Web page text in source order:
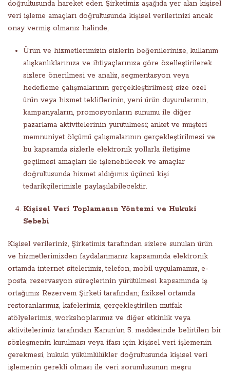
doğrultusunda hareket eden Şirketimiz aşağıda yer alan kişisel
veri işleme amaçları doğrultusunda kişisel verilerinizi ancak
onay vermiş olmanız halinde,
Ürün ve hizmetlerimizin sizlerin beğenilerinize, kullanım
alışkanlıklarınıza ve ihtiyaçlarınıza göre özelleştirilerek
sizlere önerilmesi ve analiz, segmentasyon veya
hedefleme çalışmalarının gerçekleştirilmesi; size özel
ürün veya hizmet tekliflerinin, yeni ürün duyurularının,
kampanyaların, promosyonların sunumu ile diğer
pazarlama aktivitelerinin yürütülmesi; anket ve müşteri
memnuniyet ölçümü çalışmalarının gerçekleştirilmesi ve
bu kapsamda sizlerle elektronik yollarla iletişime
geçilmesi amaçları ile işlenebilecek ve amaçlar
doğrultusunda hizmet aldığımız üçüncü kişi
tedarikçilerimizle paylaşılabilecektir.
Kişisel Veri Toplamanın Yöntemi ve Hukuki
Sebebi
Kişisel verileriniz, Şirketimiz tarafından sizlere sunulan ürün
ve hizmetlerimizden faydalanmanız kapsamında elektronik
ortamda internet sitelerimiz, telefon, mobil uygulamamız, e-
posta, rezervasyon süreçlerinin yürütülmesi kapsamında iş
ortağımız Rezervem Şirketi tarafından; fiziksel ortamda
restoranlarımız, kafelerimiz, gerçekleştirilen mutfak
atölyelerimiz, workshoplarımız ve diğer etkinlik veya
aktivitelerimiz tarafından Kanun’un 5. maddesinde belirtilen bir
sözleşmenin kurulması veya ifası için kişisel veri işlemenin
gerekmesi, hukuki yükümlülükler doğrultusunda kişisel veri
işlemenin gerekli olması ile veri sorumlusunun meşru